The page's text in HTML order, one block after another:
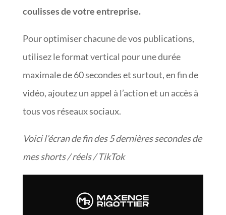
coulisses de votre entreprise.
Pour optimiser chacune de vos publications,
utilisez le format vertical pour une durée
maximale de 60 secondes et surtout, en fin de
vidéo, ajoutez un appel à l’action et un accès à
tous vos réseaux sociaux.
Voici l’écran de fin des 5 dernières secondes de
mes shorts / réels / TikTok